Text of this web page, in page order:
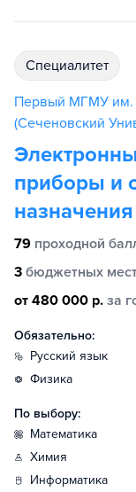
специалитет
Первый МГМУ им.
(Сеченовский
приборы и
назначения
79 проходной
3 бюджетных
от 480 000 р. за
Обязательно:
русский язык
физика
По выбору:
математика
химия
информатика